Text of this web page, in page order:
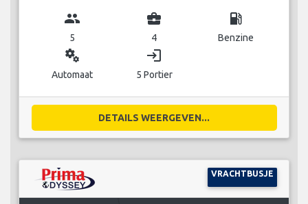
group
5
business_center
4
local_gas_station
Benzine
miscellaneous_services
Automaat
login
5 Portier
DETAILS WEERGEVEN...
VRACHTBUSJE